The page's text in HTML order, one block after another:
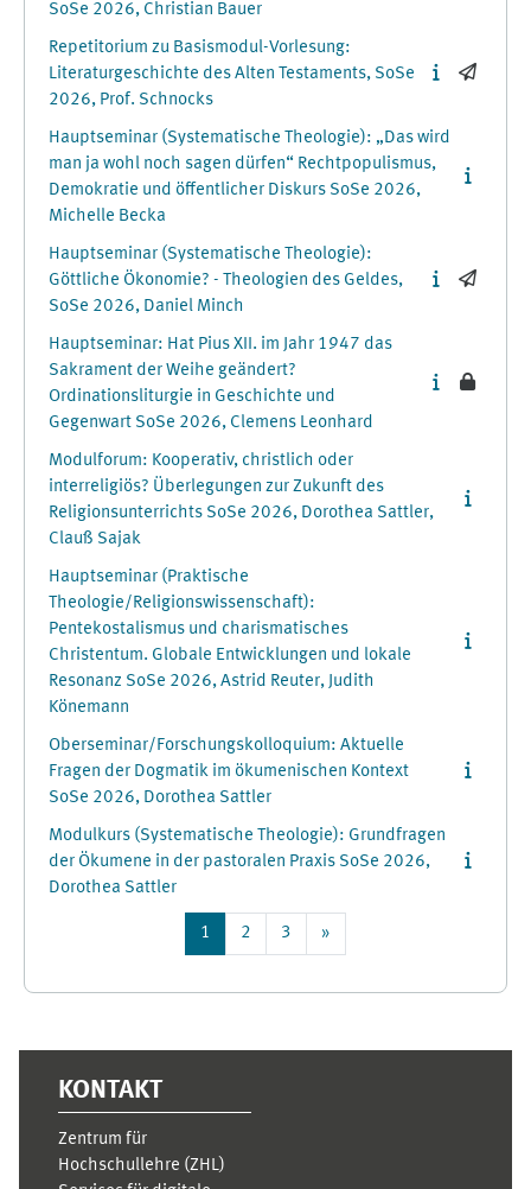
SoSe 2026, Christian Bauer
Repetitorium zu Basismodul-Vorlesung:
Literaturgeschichte des Alten Testaments, SoSe
2026, Prof. Schnocks
Hauptseminar (Systematische Theologie): „Das wird
man ja wohl noch sagen dürfen“ Rechtpopulismus,
Demokratie und öffentlicher Diskurs SoSe 2026,
Michelle Becka
Hauptseminar (Systematische Theologie):
Göttliche Ökonomie? - Theologien des Geldes,
SoSe 2026, Daniel Minch
Hauptseminar: Hat Pius XII. im Jahr 1947 das
Sakrament der Weihe geändert?
Ordinationsliturgie in Geschichte und
Gegenwart SoSe 2026, Clemens Leonhard
Modulforum: Kooperativ, christlich oder
interreligiös? Überlegungen zur Zukunft des
Religionsunterrichts SoSe 2026, Dorothea Sattler,
Clauß Sajak
Hauptseminar (Praktische
Theologie/Religionswissenschaft):
Pentekostalismus und charismatisches
Christentum. Globale Entwicklungen und lokale
Resonanz SoSe 2026, Astrid Reuter, Judith
Könemann
Oberseminar/Forschungskolloquium: Aktuelle
Fragen der Dogmatik im ökumenischen Kontext
SoSe 2026, Dorothea Sattler
Modulkurs (Systematische Theologie): Grundfragen
der Ökumene in der pastoralen Praxis SoSe 2026,
Dorothea Sattler
1 Page 1
2 Page 2
3 Page 3
»
KONTAKT
Zentrum für
Hochschullehre (ZHL)